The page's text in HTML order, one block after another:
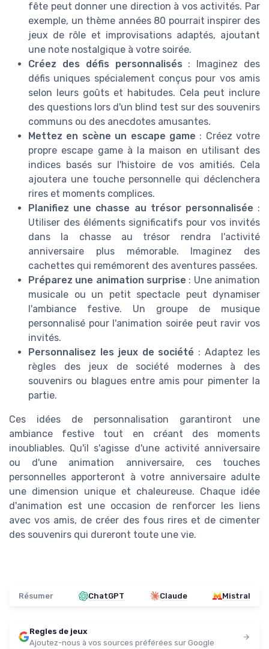
fête peut donner une direction à vos activités. Par
exemple, un thème années 80 pourrait inspirer des
jeux de rôle et improvisations adaptés, ajoutant
une note nostalgique à votre soirée.
Créez des défis personnalisés : Imaginez des
défis uniques spécialement conçus pour vos amis
selon leurs goûts et habitudes. Cela peut inclure
des questions lors d'un blind test sur des souvenirs
communs ou des anecdotes amusantes.
Mettez en scène un escape game : Créez votre
propre escape game à la maison en utilisant des
indices basés sur l'histoire de vos amitiés. Cela
ajoutera une touche personnelle qui déclenchera
rires et moments complices.
Planifiez une chasse au trésor personnalisée :
Utiliser des éléments significatifs pour vos invités
dans la chasse au trésor rendra l'activité
anniversaire plus mémorable. Imaginez des
cachettes qui remémorent des aventures passées.
Préparez une animation surprise : Une animation
musicale ou un petit spectacle peut dynamiser
l'ambiance festive. Un groupe de musique
personnalisé pour l'animation soirée peut ravir vos
invités.
Personnalisez les jeux de société : Adaptez les
règles des jeux de société modernes à des
souvenirs ou blagues entre amis pour pimenter la
partie.
Ces idées de personnalisation garantiront une
ambiance festive tout en créant des moments
inoubliables. Qu'il s'agisse d'une activité anniversaire
ou d'une animation anniversaire, ces touches
personnelles apporteront à votre anniversaire adulte
une dimension unique et chaleureuse. Chaque idée
d'animation est une occasion de renforcer les liens
avec vos amis, de créer des fous rires et de cimenter
des souvenirs qui dureront toute une vie.
Résumer ChatGPT Claude Mistral
Regles de jeux
Ajoutez-nous à vos sources préférées sur Google